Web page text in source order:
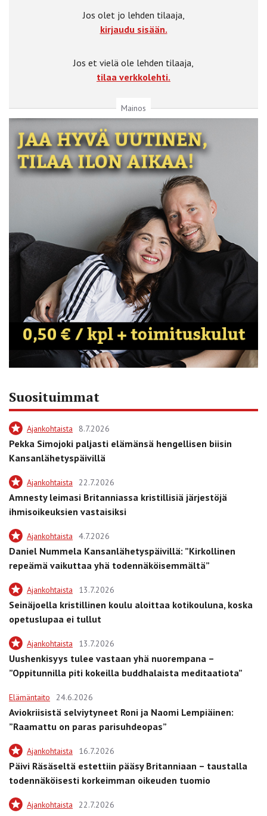
Jos olet jo lehden tilaaja,
kirjaudu sisään.
Jos et vielä ole lehden tilaaja,
tilaa verkkolehti.
Mainos
Suosituimmat
Ajankohtaista 8.7.2026
Pekka Simojoki paljasti elämänsä hengellisen biisin
Kansanlähetyspäivillä
Ajankohtaista 22.7.2026
Amnesty leimasi Britanniassa kristillisiä järjestöjä
ihmisoikeuksien vastaisiksi
Ajankohtaista 4.7.2026
Daniel Nummela Kansanlähetyspäivillä: ”Kirkollinen
repeämä vaikuttaa yhä todennäköisemmältä”
Ajankohtaista 13.7.2026
Seinäjoella kristillinen koulu aloittaa kotikouluna, koska
opetuslupaa ei tullut
Ajankohtaista 13.7.2026
Uushenkisyys tulee vastaan yhä nuorempana –
”Oppitunnilla piti kokeilla buddhalaista meditaatiota”
Elämäntaito 24.6.2026
Aviokriisistä selviytyneet Roni ja Naomi Lempiäinen:
”Raamattu on paras parisuhdeopas”
Ajankohtaista 16.7.2026
Päivi Räsäseltä estettiin pääsy Britanniaan – taustalla
todennäköisesti korkeimman oikeuden tuomio
Ajankohtaista 22.7.2026